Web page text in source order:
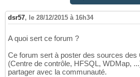
dsr57, le 28/12/2015 à 16h34
A quoi sert ce forum ?
Ce forum sert à poster des sources des
(Centre de contrôle, HFSQL, WDMap,
partager avec la communauté.